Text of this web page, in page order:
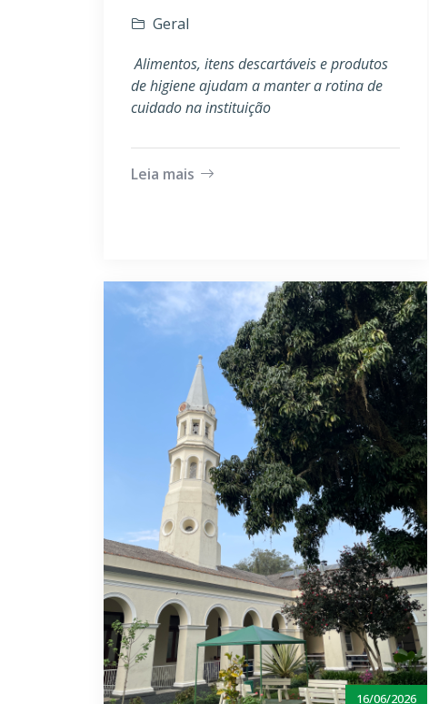
Geral
Alimentos, itens descartáveis e produtos
de higiene ajudam a manter a rotina de
cuidado na instituição
Leia mais
16/06/2026